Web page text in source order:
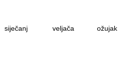
siječanj veljača ožujak